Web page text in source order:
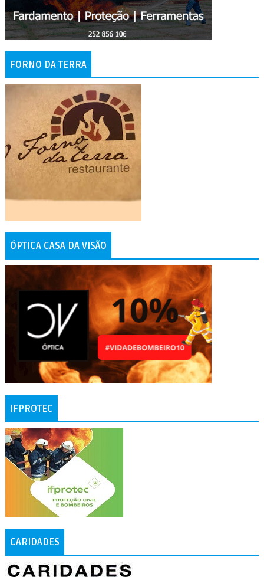
FORNO DA TERRA
ÓPTICA CASA DA VISÃO
IFPROTEC
CARIDADES